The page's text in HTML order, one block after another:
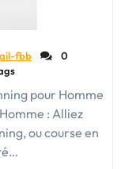
fbb
0
pour Homme
: Alliez
ou course en